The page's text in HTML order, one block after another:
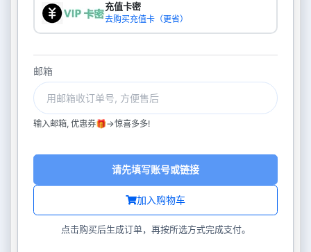
充值卡密
去购买充值卡（更省）
邮箱
输入邮箱, 优惠券🎁->惊喜多多!
加入购物车
请先填写账号或链接
点击购买后生成订单，再按所选方式完成支付。